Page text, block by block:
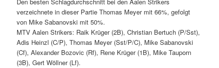
verzeichnete in dieser Partie Thomas Meyer mit 66%, gefolgt
von Mike Sabanovski mit 50%.
MTV Aalen Strikers: Raik Krüger (2B), Christian Bertuch (P/Sst),
Adis Heinzl (C/P), Thomas Meyer (Sst/P/C), Mike Sabanovski
(Cf), Alexander Bozovic (Rf), Rene Krüger (1B), Mike Tauporn
(3B), Gert Wöllner (Lf).